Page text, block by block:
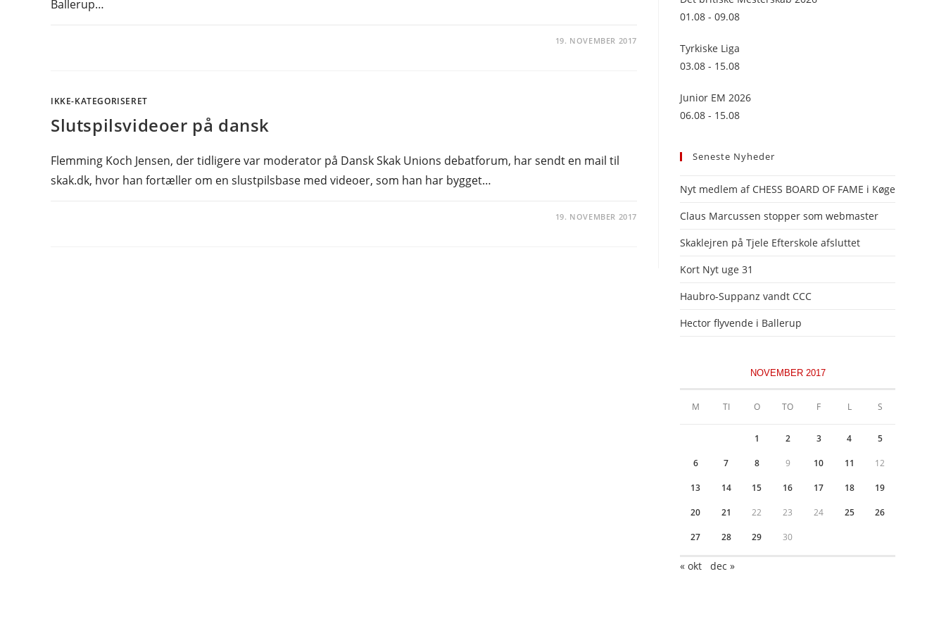
Ballerup…
19. NOVEMBER 2017
IKKE-KATEGORISERET
Slutspilsvideoer på dansk
Flemming Koch Jensen, der tidligere var moderator på Dansk Skak Unions debatforum, har sendt en mail til
skak.dk, hvor han fortæller om en slustpilsbase med videoer, som han har bygget…
19. NOVEMBER 2017
01.08 - 09.08
Tyrkiske Liga
03.08 - 15.08
Junior EM 2026
06.08 - 15.08
Seneste Nyheder
Nyt medlem af CHESS BOARD OF FAME i Køge
Claus Marcussen stopper som webmaster
Skaklejren på Tjele Efterskole afsluttet
Kort Nyt uge 31
Haubro-Suppanz vandt CCC
Hector flyvende i Ballerup
NOVEMBER 2017
M TI O TO F L S
1 2 3 4 5
6 7 8 9 10 11 12
13 14 15 16 17 18 19
20 21 22 23 24 25 26
27 28 29 30
« okt dec »